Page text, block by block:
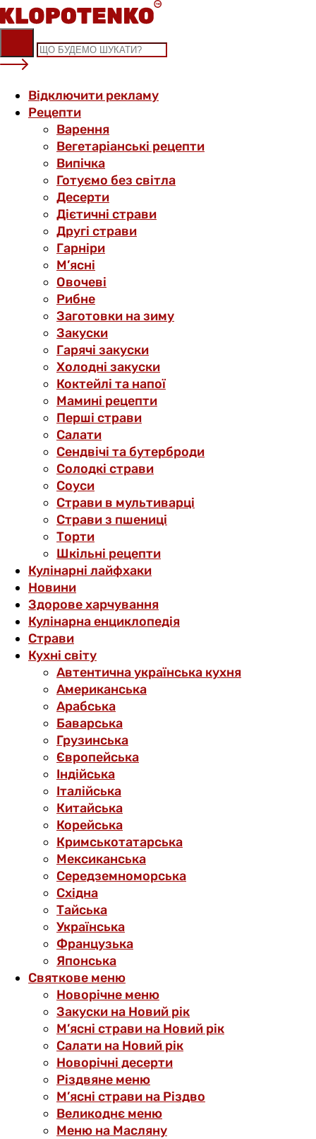
Skip
to
content
Відключити рекламу
Рецепти
Варення
Вегетаріанські рецепти
Випічка
Готуємо без світла
Десерти
Дієтичні страви
Другі страви
Гарніри
М’ясні
Овочеві
Рибне
Заготовки на зиму
Закуски
Гарячі закуски
Холодні закуски
Коктейлі та напої
Мамині рецепти
Перші страви
Салати
Сендвічі та бутерброди
Солодкі страви
Соуси
Страви в мультиварці
Страви з пшениці
Торти
Шкільні рецепти
Кулінарні лайфхаки
Новини
Здорове харчування
Кулінарна енциклопедія
Страви
Кухні світу
Автентична українська кухня
Американська
Арабська
Баварська
Грузинська
Європейська
Індійська
Італійська
Китайська
Корейська
Кримськотатарська
Мексиканська
Середземноморська
Східна
Тайська
Українська
Французька
Японська
Святкове меню
Новорічне меню
Закуски на Новий рік
М’ясні страви на Новий рік
Салати на Новий рік
Новорічні десерти
Різдвяне меню
М’ясні страви на Різдво
Великоднє меню
Меню на Масляну